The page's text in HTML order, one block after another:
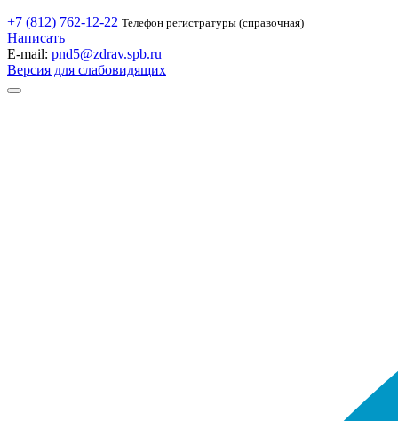
+7 (812) 762-12-22 Телефон регистратуры (справочная)
Написать
E-mail: pnd5@zdrav.spb.ru
Версия для слабовидящих